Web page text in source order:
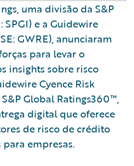
uma divisão da S&P
SPGI) e a Guidewire
GWRE), anunciaram
para levar o
insights sobre risco
Cyence Risk
Global Ratings360™,
digital que oferece
de risco de crédito
empresas.